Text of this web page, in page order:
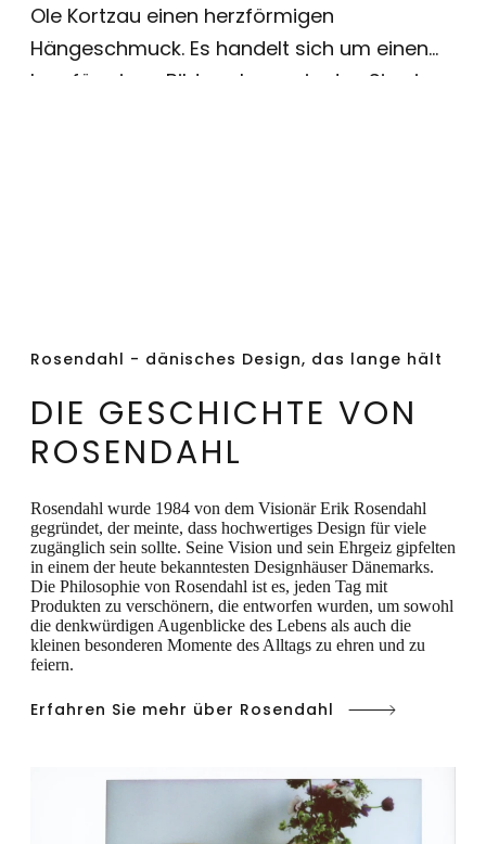
Ole Kortzau einen herzförmigen
Hängeschmuck. Es handelt sich um einen
herzförmigen Bilderrahmen, in den Sie ein
ein rotes Band. Dieses Produkt wird mit der
Zeit patinieren. Wir empfehlen keine Politur
für das Produkt zu verwenden. Wir
empfehlen, das Produkt in der
Originalverpackung aufzubewahren, da
dies die Produktlebensdauer verlängert.
Rosendahl - dänisches Design, das lange hält
DIE GESCHICHTE VON
ROSENDAHL
Rosendahl wurde 1984 von dem Visionär Erik Rosendahl
gegründet, der meinte, dass hochwertiges Design für viele
zugänglich sein sollte. Seine Vision und sein Ehrgeiz gipfelten
in einem der heute bekanntesten Designhäuser Dänemarks.
Die Philosophie von Rosendahl ist es, jeden Tag mit
Produkten zu verschönern, die entworfen wurden, um sowohl
die denkwürdigen Augenblicke des Lebens als auch die
kleinen besonderen Momente des Alltags zu ehren und zu
feiern.
Erfahren Sie mehr über Rosendahl